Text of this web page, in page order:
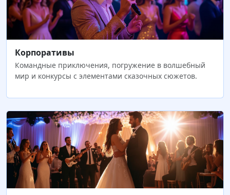
Корпоративы
Командные приключения, погружение в волшебный
мир и конкурсы с элементами сказочных сюжетов.